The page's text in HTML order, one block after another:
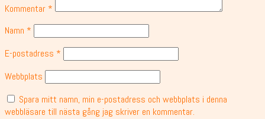
Kommentar *
Namn *
E-postadress *
Webbplats
Spara mitt namn, min e-postadress och webbplats i denna
webbläsare till nästa gång jag skriver en kommentar.